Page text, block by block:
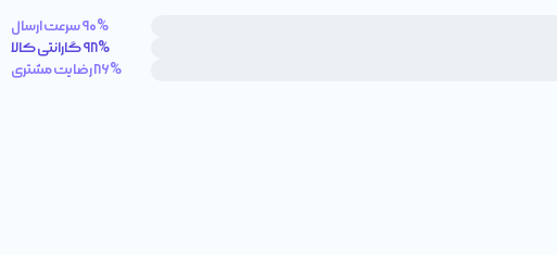
90% سرعت ارسال
98% گارانتی کالا
86% رضایت مشتری